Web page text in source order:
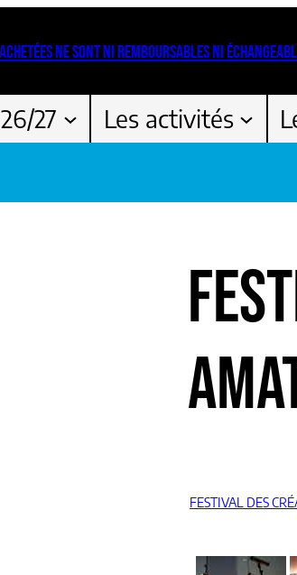
NE SONT NI REMBOURSABLES NI
27 Les activités
FESTIVAL DES